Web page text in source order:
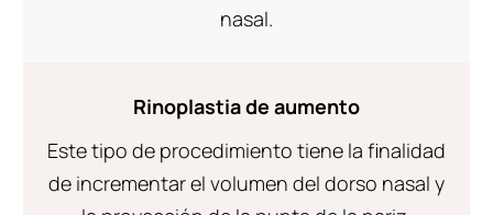
nasal.
Rinoplastia de aumento
Este tipo de procedimiento tiene la finalidad
de incrementar el volumen del dorso nasal y